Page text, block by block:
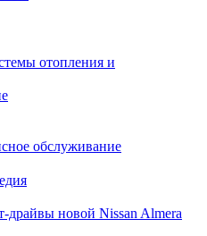
отопления и
обслуживание
новой Nissan Almera